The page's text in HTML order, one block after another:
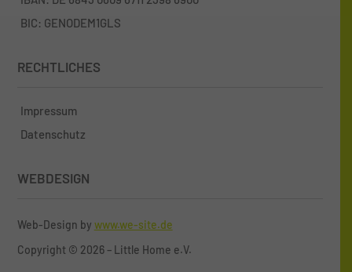
BIC: GENODEM1GLS
RECHTLICHES
Impressum
Datenschutz
WEBDESIGN
Web-Design by www.we-site.de
Copyright © 2026 – Little Home e.V.